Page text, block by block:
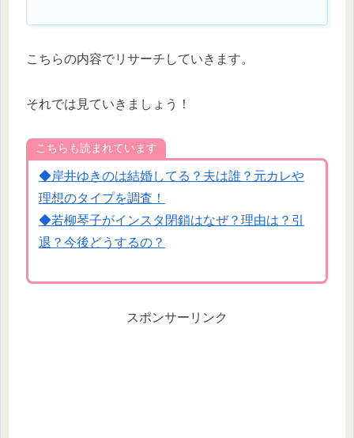
こちらの内容でリサーチしていきます。
それでは見ていきましょう！
こちらも読まれています
◆岸井ゆきのは結婚してる？夫は誰？元カレや
理想のタイプを調査！
◆若柳琴子がインスタ閉鎖はなぜ？理由は？引
退？今後どうするの？
スポンサーリンク